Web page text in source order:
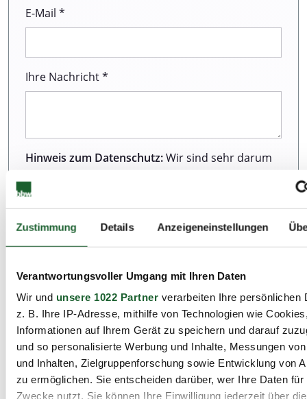
Zustimmung Details Anzeigeneinstellungen
Verantwortungsvoller Umgang mit Ihren Daten
Wir und unsere 1022 Partnerverarbeiten Ihre persönlichen
z. B. Ihre IP-Adresse, mithilfe von Technologien wie
Informationen auf Ihrem Gerät zu speichern und darauf
und so personalisierte Werbung und Inhalte, Messungen
und Inhalten, Zielgruppenforschung sowie Entwicklung von
zu ermöglichen. Sie entscheiden darüber, wer Ihre Daten für
Zwecke nutzt. Sie können Ihre Einwilligung jederzeit über
E-Mail *
Ihre Nachricht *
Hinweis zum Datenschutz:Wir sind sehr darum
unserer Webseite einen ausgezeichneten Service
zu bieten. Dazu gehört auch der Schutz Ihrer
Daten. Weitere Informationen zur Erhebung und
Verarbeitung personenbezogener Daten können
Ich habe die Datenschutzbestimmungen zur
Kenntnis genommen.*